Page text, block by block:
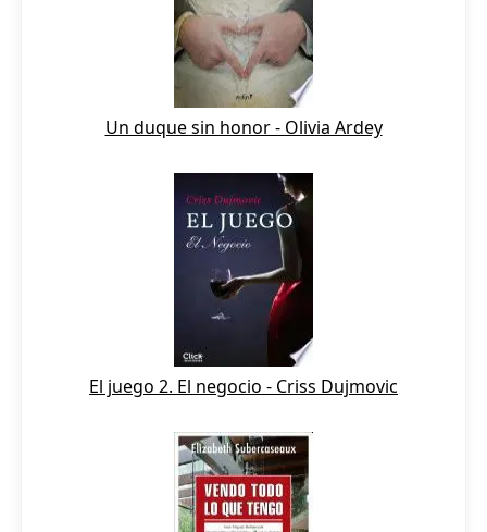
Un duque sin honor - Olivia Ardey
El juego 2. El negocio - Criss Dujmovic